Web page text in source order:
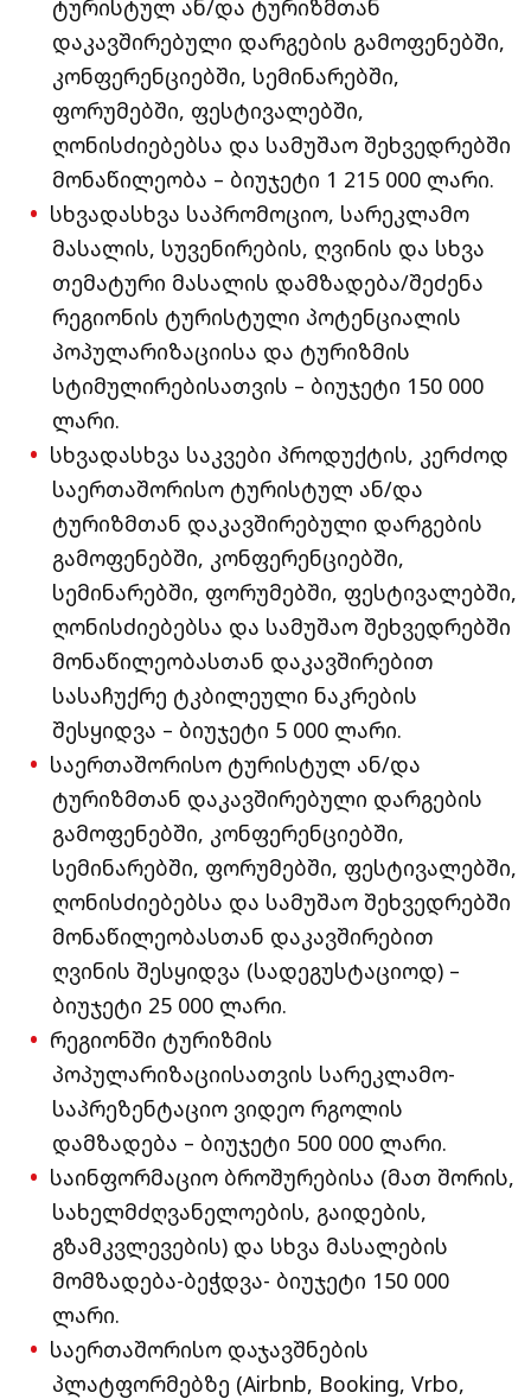
ტურისტულ ან/და ტურიზმთან
დაკავშირებული დარგების გამოფენებში,
კონფერენციებში, სემინარებში,
ფორუმებში, ფესტივალებში,
ღონისძიებებსა და სამუშაო შეხვედრებში
მონაწილეობა – ბიუჯეტი 1 215 000 ლარი.
სხვადასხვა საპრომოციო, სარეკლამო
მასალის, სუვენირების, ღვინის და სხვა
თემატური მასალის დამზადება/შეძენა
რეგიონის ტურისტული პოტენციალის
პოპულარიზაციისა და ტურიზმის
სტიმულირებისათვის – ბიუჯეტი 150 000
ლარი.
სხვადასხვა საკვები პროდუქტის, კერძოდ
საერთაშორისო ტურისტულ ან/და
ტურიზმთან დაკავშირებული დარგების
გამოფენებში, კონფერენციებში,
სემინარებში, ფორუმებში, ფესტივალებში,
ღონისძიებებსა და სამუშაო შეხვედრებში
მონაწილეობასთან დაკავშირებით
სასაჩუქრე ტკბილეული ნაკრების
შესყიდვა – ბიუჯეტი 5 000 ლარი.
საერთაშორისო ტურისტულ ან/და
ტურიზმთან დაკავშირებული დარგების
გამოფენებში, კონფერენციებში,
სემინარებში, ფორუმებში, ფესტივალებში,
ღონისძიებებსა და სამუშაო შეხვედრებში
მონაწილეობასთან დაკავშირებით
ღვინის შესყიდვა (სადეგუსტაციოდ) –
ბიუჯეტი 25 000 ლარი.
რეგიონში ტურიზმის
პოპულარიზაციისათვის სარეკლამო-
საპრეზენტაციო ვიდეო რგოლის
დამზადება – ბიუჯეტი 500 000 ლარი.
საინფორმაციო ბროშურებისა (მათ შორის,
სახელმძღვანელოების, გაიდების,
გზამკვლევების) და სხვა მასალების
მომზადება-ბეჭდვა- ბიუჯეტი 150 000
ლარი.
საერთაშორისო დაჯავშნების
პლატფორმებზე (Airbnb, Booking, Vrbo,